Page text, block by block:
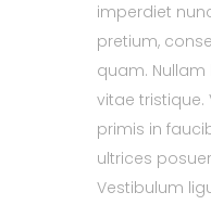
imperdiet
pretium,
quam.
vitae
primis in
ultrices
Vestibulum